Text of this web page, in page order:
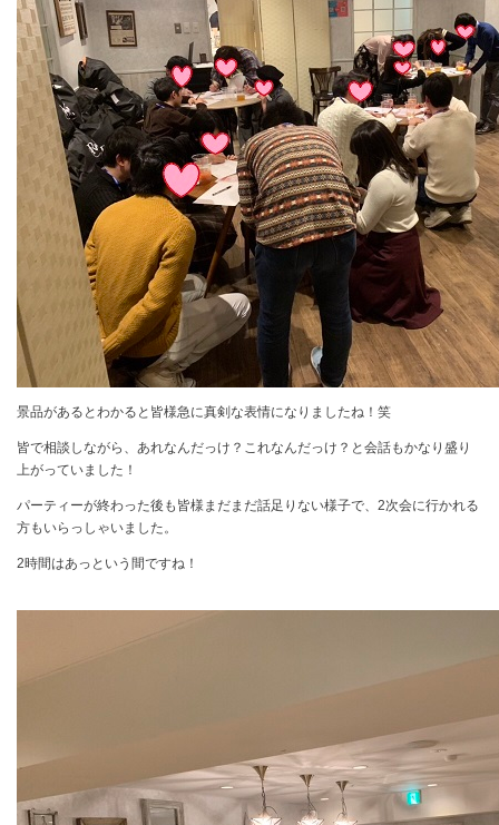
景品があるとわかると皆様急に真剣な表情になりましたね！笑
皆で相談しながら、あれなんだっけ？これなんだっけ？と会話もかなり盛り
上がっていました！
パーティーが終わった後も皆様まだまだ話足りない様子で、 2次会に行かれる
方もいらっしゃいました。
2時間はあっという間ですね！